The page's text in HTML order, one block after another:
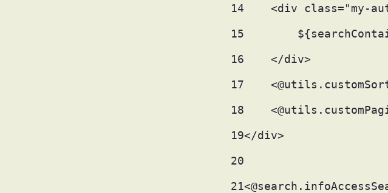
14
<div class="my-
15
16
    </div>
17
18
19</div>
20
21